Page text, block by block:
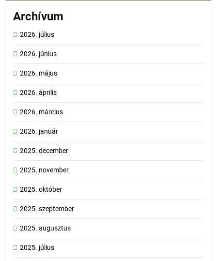
Archívum
2026. július
2026. június
2026. május
2026. április
2026. március
2026. január
2025. december
2025. november
2025. október
2025. szeptember
2025. augusztus
2025. július